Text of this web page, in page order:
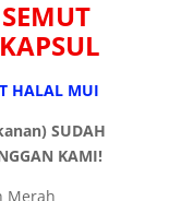
HALAL MUI
SUDAH
KAMI!